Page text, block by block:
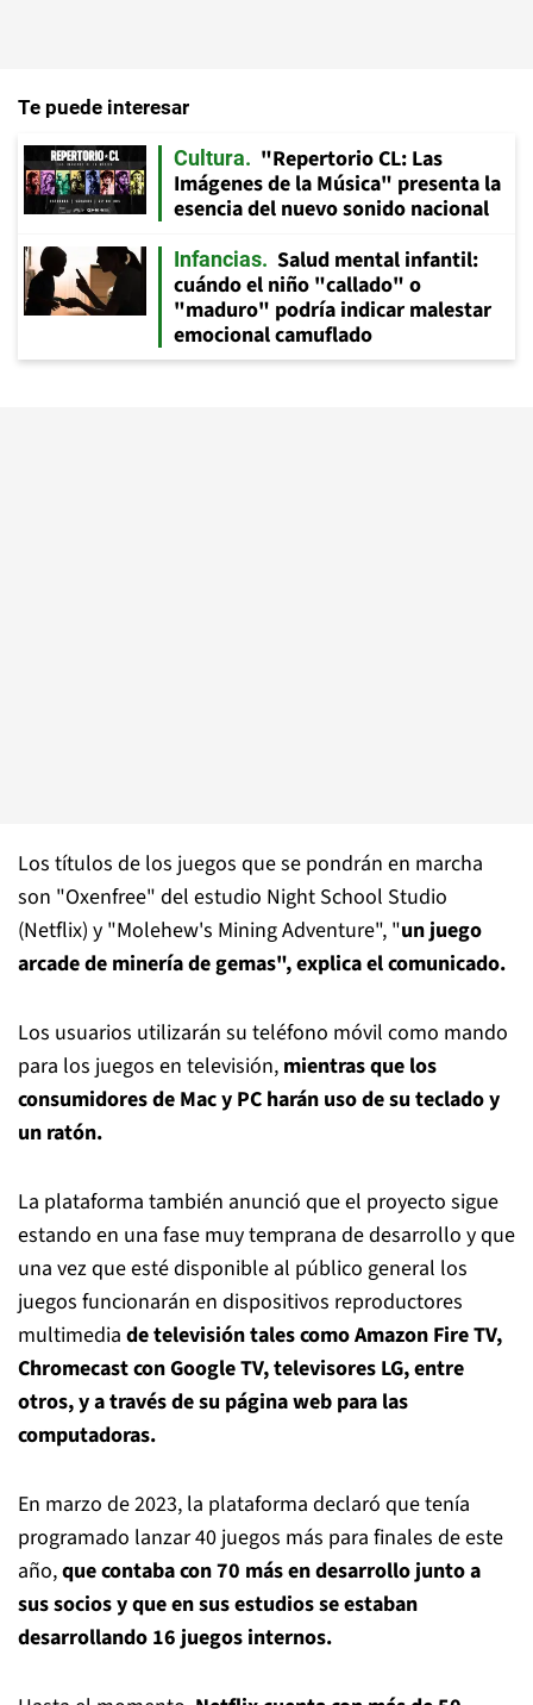
Te puede interesar
Cultura
"Repertorio CL: Las
Imágenes de la Música" presenta la
esencia del nuevo sonido nacional
Infancias
Salud mental infantil:
cuándo el niño "callado" o
"maduro" podría indicar malestar
emocional camuflado
Los títulos de los juegos que se pondrán en marcha
son "Oxenfree" del estudio Night School Studio
(Netflix) y "Molehew's Mining Adventure", "un juego
arcade de minería de gemas", explica el comunicado.
Los usuarios utilizarán su teléfono móvil como mando
para los juegos en televisión, mientras que los
consumidores de Mac y PC harán uso de su teclado y
un ratón.
La plataforma también anunció que el proyecto sigue
estando en una fase muy temprana de desarrollo y que
una vez que esté disponible al público general los
juegos funcionarán en dispositivos reproductores
multimedia de televisión tales como Amazon Fire TV,
Chromecast con Google TV, televisores LG, entre
otros, y a través de su página web para las
computadoras.
En marzo de 2023, la plataforma declaró que tenía
programado lanzar 40 juegos más para finales de este
año,que contaba con 70 más en desarrollo junto a
sus socios y que en sus estudios se estaban
desarrollando 16 juegos internos.